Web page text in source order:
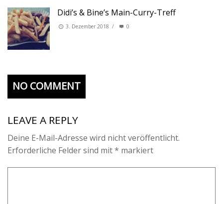
Didi’s & Bine’s Main-Curry-Treff
3. Dezember 2018 / 0
NO COMMENT
LEAVE A REPLY
Deine E-Mail-Adresse wird nicht veröffentlicht.
Erforderliche Felder sind mit* markiert